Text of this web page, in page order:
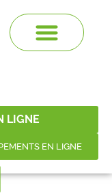
LIGNE
EN LIGNE